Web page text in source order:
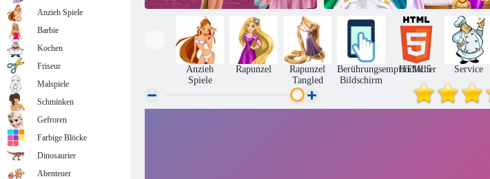
Goldie
Prinzessin
Hochzeit
Prinzessin
Vintage Shop
Anzieh
Spiele
Rapunzel
Rapunzel
Tangled
Berührungsempfindlicher
Bildschirm
HTML5 Service
Anzieh Spiele
Barbie
Kochen
Friseur
Malspiele
Schminken
Gefroren
Farbige Blöcke
Dinosaurier
Abenteuer